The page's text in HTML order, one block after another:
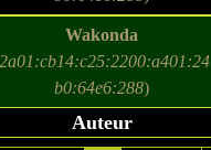
Wakonda
2a01:cb14:c25:2200:a401:24
b0:64e6:288)
Auteur